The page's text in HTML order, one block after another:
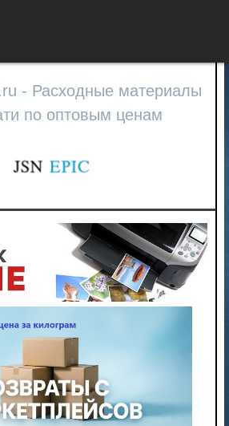
- Расходные материалы
по оптовым ценам